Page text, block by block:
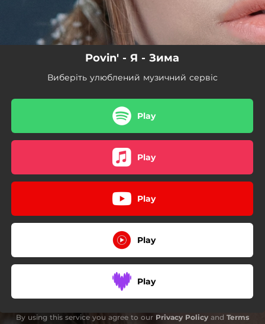
Povin' - Я - Зима
Виберіть улюблений музичний сервіс
Play
Play
Play
Play
Play
By using this service you agree to our Privacy Policy and Terms